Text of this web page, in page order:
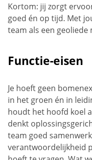
Kortom: jij zorgt
goed én op tijd. Met
team als een geoliede
Functie-eisen
Je hoeft geen
in het groen én in
houdt het hoofd koel
denkt
team goed
verantwoordelijkheid